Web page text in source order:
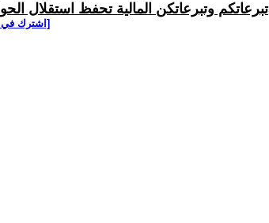
تبرعاتكم وتبرعاتكن المالية تحفظ استقلال
[اشترك في